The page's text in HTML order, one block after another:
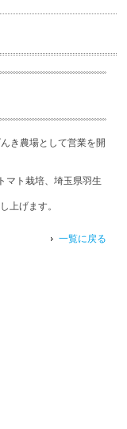
き農場として営業を開
マト栽培、埼玉県羽生
上げます。
一覧に戻る